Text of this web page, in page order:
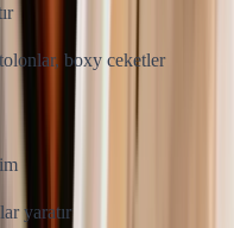
boxy ceketler
yaratır